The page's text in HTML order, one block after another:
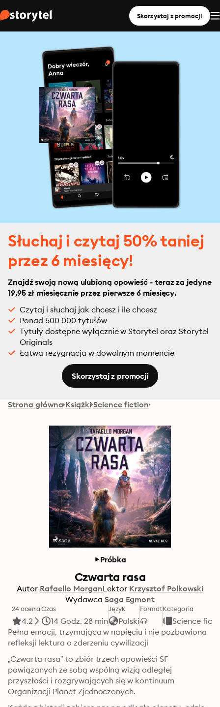
Skorzystaj z promocji
Słuchaj i czytaj 50% taniej
przez 6 miesięcy!
Znajdź swoją nową ulubioną opowieść - teraz za jedyne
19,95 zł miesięcznie przez pierwsze 6 miesięcy.
Czytaj i słuchaj jak chcesz i ile chcesz
Ponad 500 000 tytułów
Tytuły dostępne wyłącznie w Storytel oraz Storytel
Originals
Łatwa rezygnacja w dowolnym momencie
Skorzystaj z promocji
Strona główna Książki Science fiction
Próbka
Czwarta rasa
Autor Rafaello MorganLektor Krzysztof Polkowski
Wydawca Saga Egmont
24 ocena
4.2
Czas
14 Godz. 28 min
Język
Polski
FormatKategoria
Science
Pełna emocji, trzymająca w napięciu i nie pozbawiona
refleksji lektura o zderzeniu cywilizacji
„Czwarta rasa” to zbiór trzech opowieści SF
powiązanych ze sobą wspólną wizją odległej
przyszłości i rozgrywających się w kontinuum
Organizacji Planet Zjednoczonych.